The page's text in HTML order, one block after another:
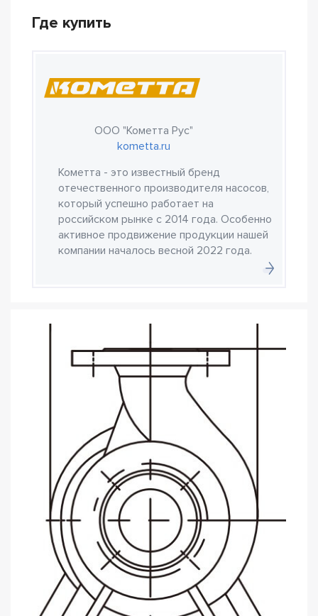
Где купить
ООО "Кометта Рус"
kometta.ru
Кометта - это известный бренд
отечественного производителя насосов,
который успешно работает на
российском рынке с 2014 года. Особенно
активное продвижение продукции нашей
компании началось весной 2022 года.